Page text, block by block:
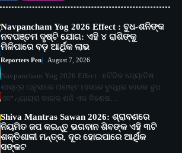
Navpancham Yog 2026 Effect : ବୁଧ-ଶନିଙ୍କ
ନବପଞ୍ଚମ ଦୃଷ୍ଟି ଯୋଗ: ଏହି ୪ ରାଶିଙ୍କୁ
ମିଳିପାରେ ବଡ଼ ଆର୍ଥିକ ଲାଭ
Reporters Pen August 7, 2026
Navpancham Yog 2026 Effect : ବୈଦିକ ଜ୍ୟୋତିଷ
ଶାସ୍ତ୍ର ଅନୁସାରେ ଅଗଷ୍ଟ ମାସରେ ବୁଦ୍ଧିର କାରକ ବୁଧ
ଏବଂ ନ୍ୟାୟର କାରକ ଶନି ଏକ ବିଶେଷ…
Shiva Mantras Sawan 2026: ଶ୍ରାବଣରେ
ନିୟମିତ ଜପ କରନ୍ତୁ ଭଗବାନ ଶିବଙ୍କ ଏହି ୩ଟି
ଶକ୍ତିଶାଳୀ ମନ୍ତ୍ର, ଦୂର ହୋଇପାରେ ଆର୍ଥିକ
ସଙ୍କଟ